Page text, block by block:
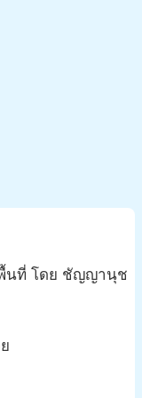
ยง 3
นที่ โดย ชัญญานุช